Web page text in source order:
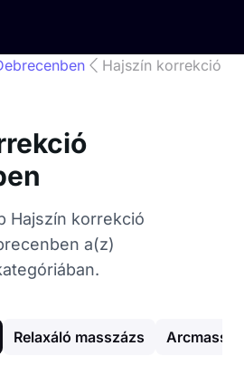
Hajszín korrekció
Hajszín korrekció
a(z)
Relaxáló masszázs